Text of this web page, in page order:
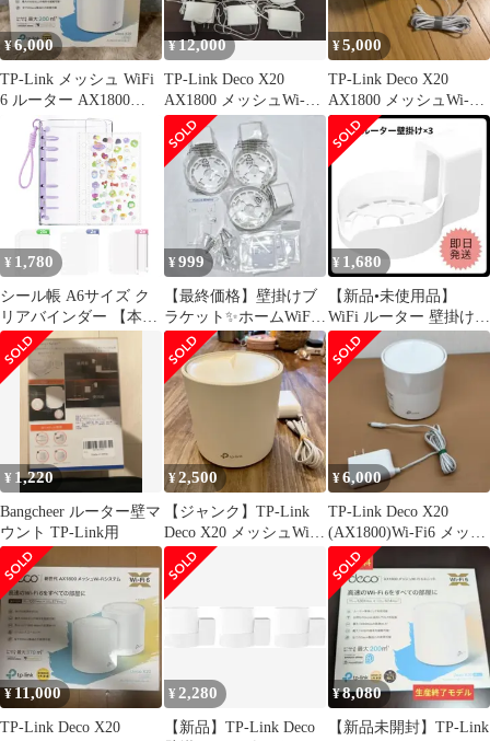
吸湿速乾 抗菌防臭 防ダ
ニ加工 軽量 春夏秋兼用
140x200cm …
¥6,000
TP-Link メッシュ WiFi
6 ルーター AX1800
Deco X20
¥12,000
TP-Link Deco X20
AX1800 メッシュWi-Fi
本体3台
¥5,000
TP-Link Deco X20
AX1800 メッシュWi-Fi
本体
¥ 1,780
シール帳 A6サイズ ク
リアバインダー 【本
体・リフィル20枚・シ
ール専用台紙2枚・チャ
ック付きボケット2枚・
編み込みキーホルダー1
個】 システム手帳 プリ
帳 6穴 シール収納 推し
活グッズ PPシート ラ
メ 星柄 (ラメ-パープル,
A6)
¥999
【最終価格】壁掛けブ
ラケット✨ホームWiFi
システム スタンド カバ
ー 新品
¥ 1,680
【新品•未使用品】
WiFi ルーター 壁掛け
ホルダー 収納 ラック3
セット
¥ 1,220
Bangcheer ルーター壁マ
ウント TP-Link用
¥2,500
【ジャンク】TP-Link
Deco X20 メッシュWi-
Fiルーター 1台
¥6,000
TP-Link Deco X20
(AX1800)Wi-Fi6 メッシ
ュルーター
¥11,000
TP-Link Deco X20
¥ 2,280
【新品】TP-Link Deco
¥8,080
【新品未開封】TP-Link